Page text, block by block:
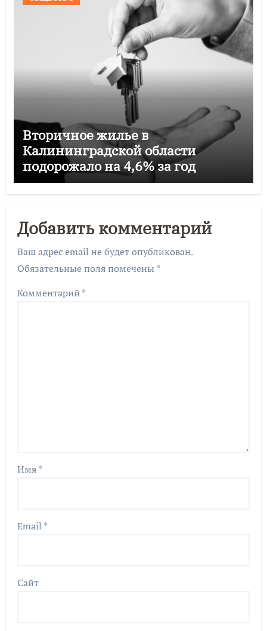
Вторичное жилье в
Калининградской области
подорожало на 4,6% за год
Добавить комментарий
Ваш адрес email не будет опубликован.
Обязательные поля помечены *
Комментарий *
Имя*
Email *
Сайт